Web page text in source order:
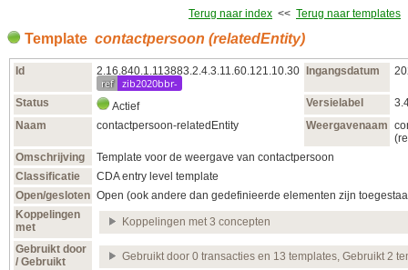
Terug naar index << Terug naar templates
Template contactpersoon (relatedEntity)
Id 2.16.840.1.113883.2.4.3.11.60.121.10.30
ref zib2020bbr-
Ingangsdatum
Status Actief Versielabel
Naam
contactpersoon-relatedEntity Weergavenaam
Omschrijving
Template voor de weergave van contactpersoon
Classificatie
CDA entry level template
Open/gesloten Open (ook andere dan gedefinieerde elementen zijn
Koppelingen
met
Koppelingen met 3 concepten
Gebruikt door
/ Gebruikt
Gebruikt door 0 transacties en 13 templates, Gebruikt 2